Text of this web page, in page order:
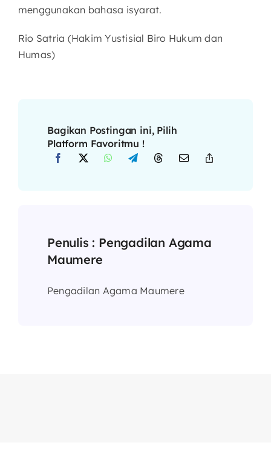
menggunakan bahasa isyarat.
Rio Satria (Hakim Yustisial Biro Hukum dan
Humas)
Bagikan Postingan ini, Pilih
Platform Favoritmu !
Penulis : Pengadilan Agama
Maumere
Pengadilan Agama Maumere